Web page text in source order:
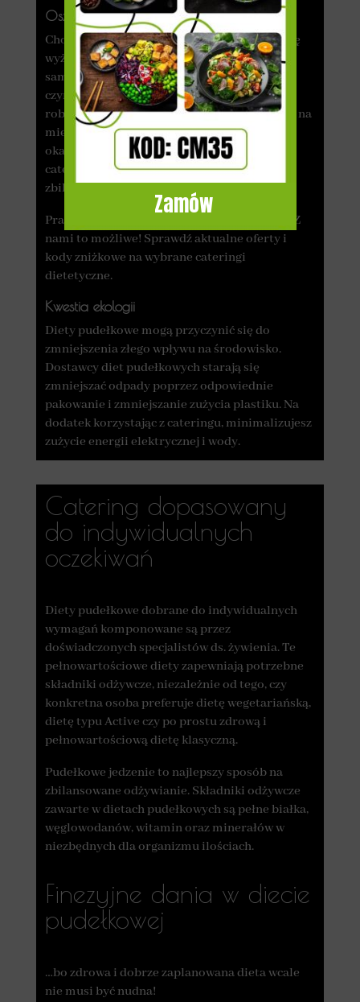
Oszczędność pieniędzy
Chociaż cena zestawu 5 dań może wydawać się
wyższa niż koszt przygotowywania jedzenia
samemu, to należy wziąć pod uwagę kilka
czynników. Zamawiając catering, nie musisz
robić zakupów w sklepie spożywczym ani jeść na
mieście. Regularne posiłki w restauracjach
okazują się dużo droższe niż zamawianie
cateringu, szczególnie jeśli chodzi o zdrowe i
zbilansowane posiłki.
Pragniesz znaleźć tani catering dietetyczny? Z
nami to możliwe! Sprawdź aktualne oferty i
kody zniżkowe na wybrane cateringi
dietetyczne.
Kwestia ekologii
Diety pudełkowe mogą przyczynić się do
zmniejszenia złego wpływu na środowisko.
Dostawcy diet pudełkowych starają się
zmniejszać odpady poprzez odpowiednie
pakowanie i zmniejszanie zużycia plastiku. Na
dodatek korzystając z cateringu, minimalizujesz
zużycie energii elektrycznej i wody.
Catering dopasowany
do indywidualnych
oczekiwań
Diety pudełkowe dobrane do indywidualnych
wymagań komponowane są przez
doświadczonych specjalistów ds. żywienia. Te
pełnowartościowe diety zapewniają potrzebne
składniki odżywcze, niezależnie od tego, czy
konkretna osoba preferuje dietę wegetariańską,
dietę typu Active czy po prostu zdrową i
pełnowartościową dietę klasyczną.
Pudełkowe jedzenie to najlepszy sposób na
zbilansowane odżywianie. Składniki odżywcze
zawarte w dietach pudełkowych są pełne białka,
węglowodanów, witamin oraz minerałów w
niezbędnych dla organizmu ilościach.
Finezyjne dania w diecie
pudełkowej
…bo zdrowa i dobrze zaplanowana dieta wcale
nie musi być nudna!
Zamów